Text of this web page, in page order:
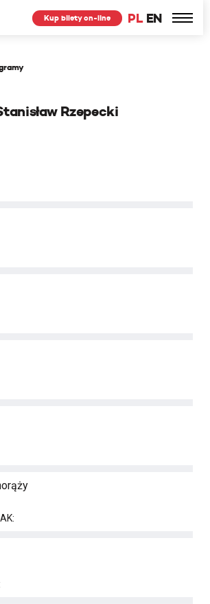
PL EN
Kup bilety on-line
Rzepecki